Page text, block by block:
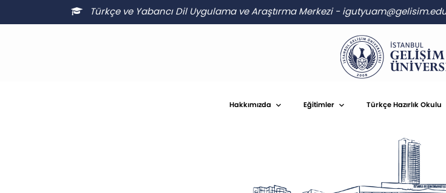
Türkçe ve Yabancı Dil Uygulama ve Araştırma Merkezi-
Hakkımızda Eğitimler Türkçe Hazırlık Okulu